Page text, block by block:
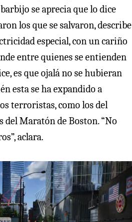
se aprecia que lo dice
los que se salvaron, describe
especial, con un cariño
entre quienes se entienden
es que ojalá no se hubieran
esta se ha expandido a
terroristas, como los del
del Maratón de Boston. “No
aclara.